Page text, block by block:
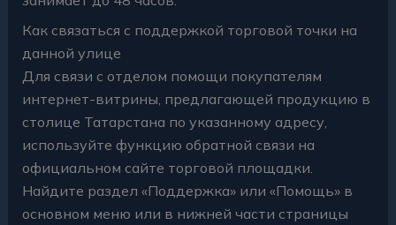
Как связаться с поддержкой торговой точки на
данной улице
Для связи с отделом помощи покупателям
интернет-витрины, предлагающей продукцию в
столице Татарстана по указанному адресу,
используйте функцию обратной связи на
официальном сайте торговой площадки.
Найдите раздел «Поддержка» или «Помощь» в
основном меню или в нижней части страницы